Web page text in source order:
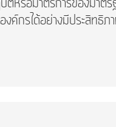
งค์กรได้อย่างมีประสิทธิภ